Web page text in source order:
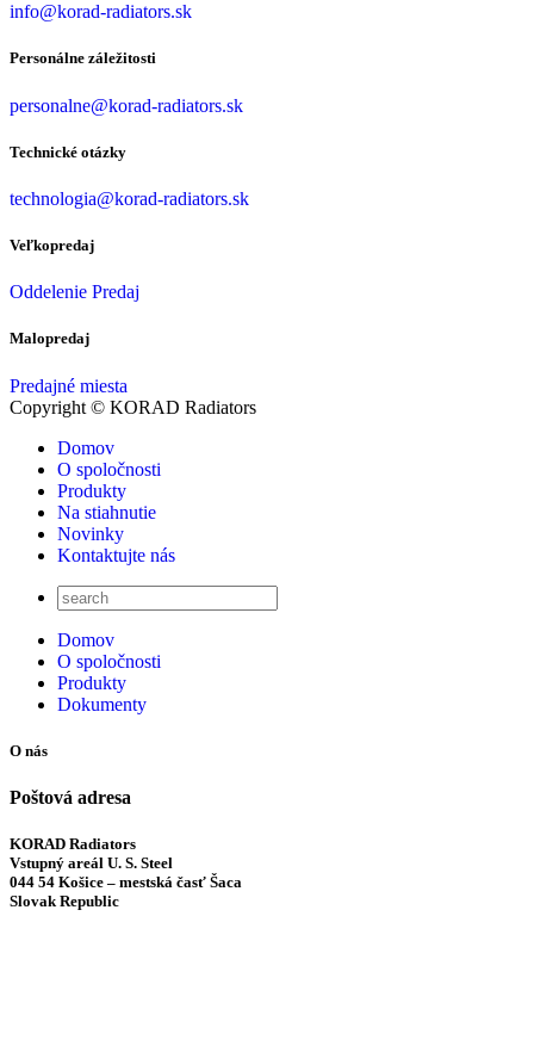
info@korad-radiators.sk
Personálne záležitosti
personalne@korad-radiators.sk
Technické otázky
technologia@korad-radiators.sk
Veľkopredaj
Oddelenie Predaj
Malopredaj
Predajné miesta
Copyright © KORAD Radiators
Domov
O spoločnosti
Produkty
Na stiahnutie
Novinky
Kontaktujte nás
Domov
O spoločnosti
Produkty
Dokumenty
O nás
Poštová adresa
KORAD Radiators
Vstupný areál U. S. Steel
044 54 Košice – mestská časť Šaca
Slovak Republic